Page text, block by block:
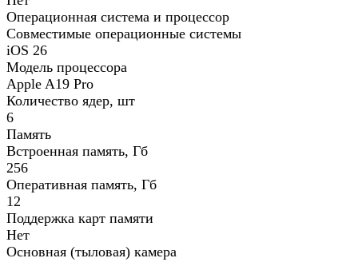
Операционная система и процессор
Совместимые операционные системы
iOS 26
Модель процессора
Apple A19 Pro
Количество ядер, шт
6
Память
Встроенная память, Гб
256
Оперативная память, Гб
12
Поддержка карт памяти
Нет
Основная (тыловая) камера